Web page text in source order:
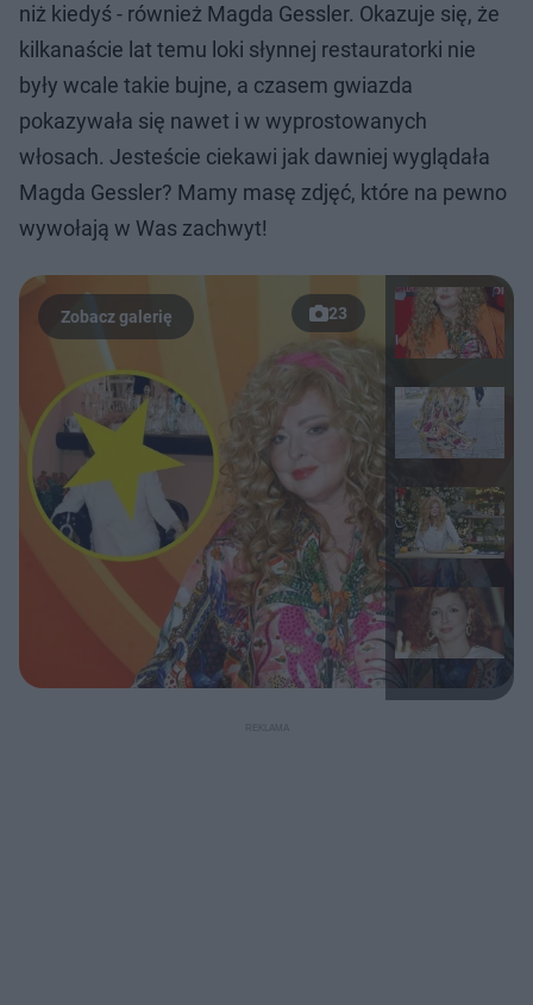
niż kiedyś - również Magda Gessler. Okazuje się, że
kilkanaście lat temu loki słynnej restauratorki nie
były wcale takie bujne, a czasem gwiazda
pokazywała się nawet i w wyprostowanych
włosach. Jesteście ciekawi jak dawniej wyglądała
Magda Gessler? Mamy masę zdjęć, które na pewno
wywołają w Was zachwyt!
23